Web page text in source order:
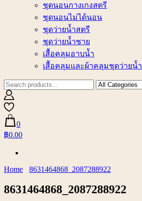
ชุดนอนกางเกงสตรี
ชุดนอนไม่ได้นอน
ชุดว่ายน้ำสตรี
ชุดว่ายน้ำชาย
เสื้อคลุมอาบน้ำ
เสื้อคลุมและผ้าคลุมชุดว่ายน้ำ
0
฿0.00
Home 8631464868_2087288922
8631464868_2087288922